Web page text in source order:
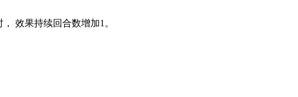
效果持续回合数增加1。